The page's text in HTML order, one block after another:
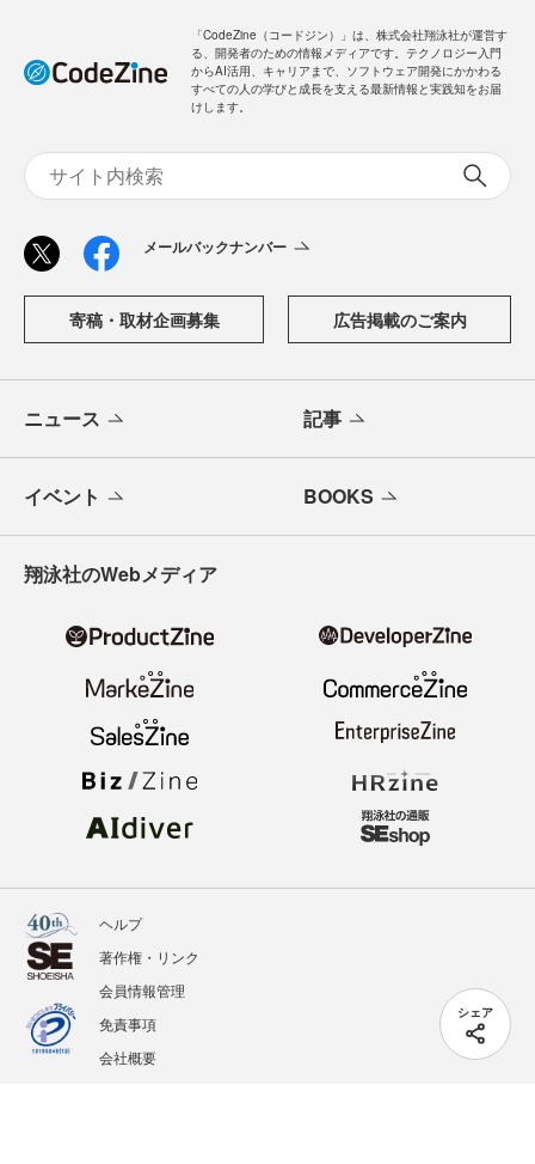
シェア
「CodeZine（コードジン）」は、株式会社翔泳社が運営す
る、開発者のための情報メディアです。テクノロジー入門
からAI活用、キャリアまで、ソフトウェア開発にかかわる
すべての人の学びと成長を支える最新情報と実践知をお届
けします。
メールバックナンバー
寄稿・取材企画募集 広告掲載のご案内
ニュース 記事
イベント BOOKS
翔泳社のWebメディア
ヘルプ
著作権・リンク
会員情報管理
免責事項
会社概要